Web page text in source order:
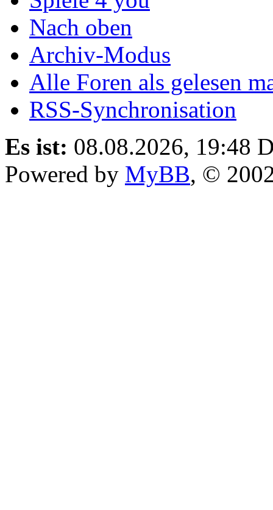
Nach oben
Archiv-Modus
Alle Foren als gelesen
RSS-Synchronisation
Es ist: 08.08.2026, 19:48
Powered by MyBB, ©